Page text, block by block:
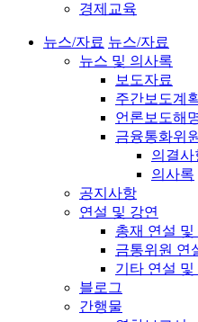
경제교육
뉴스/자료 뉴스/자료
뉴스 및 의사록
보도자료
주간보도계
언론보도해
금융통화위
의결사
의사록
공지사항
연설 및 강연
총재 연설 및
금통위원 연
기타 연설 및
블로그
간행물